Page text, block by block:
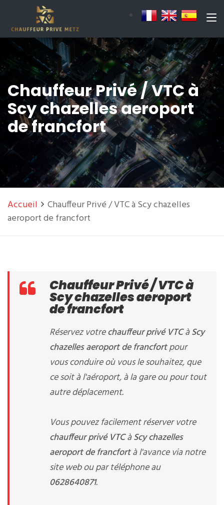
Chauffeur Privé / VTC à
Scy chazelles aeroport
de francfort
Accueil
Chauffeur Privé / VTC à Scy chazelles
aeroport de francfort
Chauffeur Privé / VTC à
Scy chazelles aeroport
de francfort
Réservez votrechauffeur privé VTCàScy
chazelles aeroport de francfortpour
vous conduire où vous le souhaitez, que
ce soit à l'aéroport, à la gare ou pour tout
autre déplacement.
Vous pouvez facilement réserver votre
chauffeur privé VTCàScy chazelles
aeroport de francfortà l'avance via notre
site web ou par téléphone au
0628640871.